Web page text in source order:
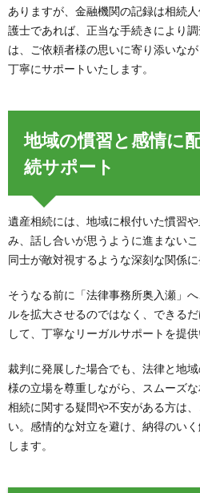
ありますが、金融機関の記録は相続
護士であれば、正当な手続きにより
は、ご依頼者様の思いに寄り添いな
丁寧にサポートいたします。
地域の慣習と感情に
続サポート
遺産相続には、地域に根付いた慣習
み、話し合いが思うように進まない
同士が敵対視するような深刻な関係に
そうなる前に「法律事務所奥入瀬」
ルを拡大させるのではなく、できる
して、丁寧なリーガルサポートを提供
裁判に発展した場合でも、法律と地
様の立場を尊重しながら、スムーズ
相続に関する疑問や不安がある方は
い。感情的な対立を避け、納得のい
します。